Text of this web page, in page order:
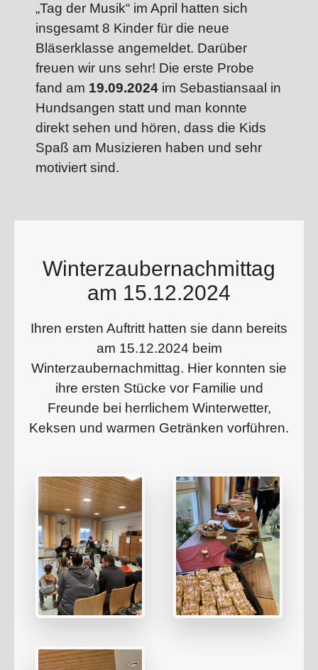
„Tag der Musik“ im April hatten sich
insgesamt 8 Kinder für die neue
Bläserklasse angemeldet. Darüber
freuen wir uns sehr! Die erste Probe
fand am 19.09.2024 im Sebastiansaal in
Hundsangen statt und man konnte
direkt sehen und hören, dass die Kids
Spaß am Musizieren haben und sehr
motiviert sind.
Winterzaubernachmittag
am 15.12.2024
Ihren ersten Auftritt hatten sie dann bereits
am 15.12.2024 beim
Winterzaubernachmittag. Hier konnten sie
ihre ersten Stücke vor Familie und
Freunde bei herrlichem Winterwetter,
Keksen und warmen Getränken vorführen.